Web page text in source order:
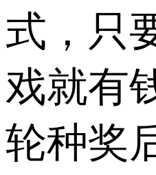
式，只
戏就有
轮种奖